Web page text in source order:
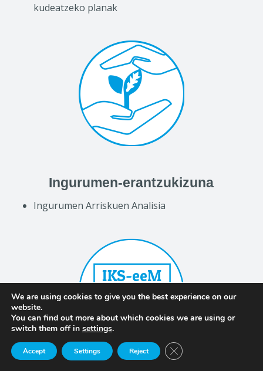
kudeatzeko planak
Ingurumen-erantzukizuna
Ingurumen Arriskuen Analisia
We are using cookies to give you the best experience on our
website.
You can find out more about which cookies we are using or
switch them off in settings.
Accept Reject
Settings Close GDPR Cookie